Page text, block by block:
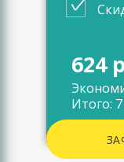
624
Итого: